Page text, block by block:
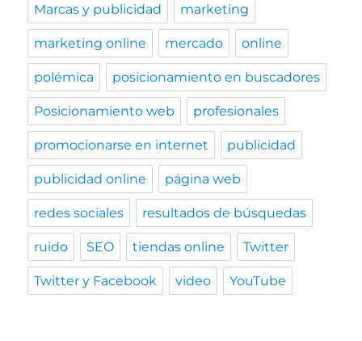
Marcas y publicidad marketing
marketing online mercado online
polémica posicionamiento en buscadores
Posicionamiento web profesionales
promocionarse en internet publicidad
publicidad online página web
redes sociales resultados de búsquedas
ruido SEO tiendas online Twitter
Twitter y Facebook video YouTube